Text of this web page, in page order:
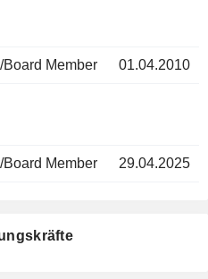
Board Member 01.04.2010
Board Member 29.04.2025